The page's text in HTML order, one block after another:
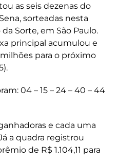
as seis dezenas do
sorteadas nesta
Sorte, em São Paulo.
principal acumulou e
para o próximo
04 – 15 – 24 – 40 – 44
e cada uma
a quadra registrou
de R$ 1.104,11 para